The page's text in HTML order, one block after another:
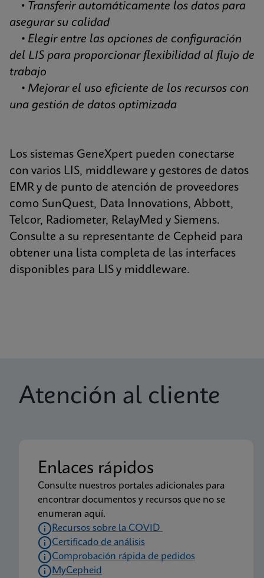
• Transferir automáticamente los datos para
asegurar su calidad
• Elegir entre las opciones de configuración
del LIS para proporcionar flexibilidad al flujo de
trabajo
• Mejorar el uso eficiente de los recursos con
una gestión de datos optimizada
Los sistemas GeneXpert pueden conectarse
con varios LIS, middleware y gestores de datos
EMR y de punto de atención de proveedores
como SunQuest, Data Innovations, Abbott,
Telcor, Radiometer, RelayMed y Siemens.
Consulte a su representante de Cepheid para
obtener una lista completa de las interfaces
disponibles para LIS y middleware.
Atención al cliente
Enlaces rápidos
Consulte nuestros portales adicionales para
encontrar documentos y recursos que no se
enumeran aquí.
Recursos sobre la COVID
Certificado de análisis
Comprobación rápida de pedidos
MyCepheid